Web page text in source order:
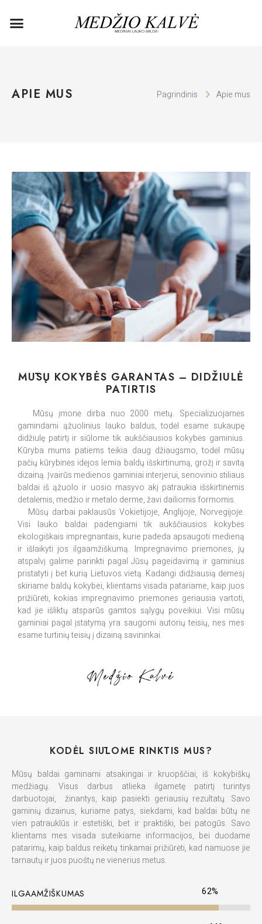
APIE MUS Pagrindinis Apie mus
MŪSŲ KOKYBĖS GARANTAS – DIDŽIULĖ
PATIRTIS
Mūsų įmonė dirba nuo 2000 metų. Specializuojamės
gamindami ąžuolinius lauko baldus, todėl esame sukaupę
didžiulę patirtį ir siūlome tik aukščiausios kokybės gaminius.
Kūryba mums patiems teikia daug džiaugsmo, todėl mūsų
pačių kūrybinės idėjos lemia baldų išskirtinumą, grožį ir savitą
dizainą. Įvairūs medienos gaminiai interjerui, senovinio stiliaus
baldai iš ąžuolo ir uosio masyvo akį patraukia išskirtinėmis
detalėmis, medžio ir metalo derme, žavi dailiomis formomis.
Mūsų darbai paklausūs Vokietijoje, Anglijoje, Norvegijoje.
Visi lauko baldai padengiami tik aukščiausios kokybės
ekologiškais impregnantais, kurie padeda apsaugoti medieną
ir išlaikyti jos ilgaamžiškumą. Impregnavimo priemones, jų
atspalvį galime parinkti pagal Jūsų pageidavimą ir gaminius
pristatyti į bet kurią Lietuvos vietą. Kadangi didžiausią dėmesį
skiriame baldų kokybei, klientams visada patariame, kaip juos
prižiūrėti, kokias impregnavimo priemones geriausia vartoti,
kad jie išliktų atsparūs gamtos sąlygų poveikiui. Visi mūsų
gaminiai pagal įstatymą yra saugomi autorių teisių, nes mes
esame turtinių teisių į dizainą savininkai.
KODĖL SIŪLOME RINKTIS MUS?
Mūsų baldai gaminami atsakingai ir kruopščiai, iš kokybiškų
medžiagų. Visus darbus atlieka ilgametę patirtį turintys
darbuotojai, žinantys, kaip pasiekti geriausių rezultatų. Savo
gaminių dizainus, kuriame patys, siekdami, kad baldai būtų ne
vien patrauklūs ir estetiški, bet ir praktiški, bei patogūs. Savo
klientams mes visada suteikiame informacijos, bei duodame
patarimų, kaip baldus reikėtų tinkamai prižiūrėti, kad namuose jie
tarnautų ir juos puoštų ne vienerius metus.
ILGAAMŽIŠKUMAS